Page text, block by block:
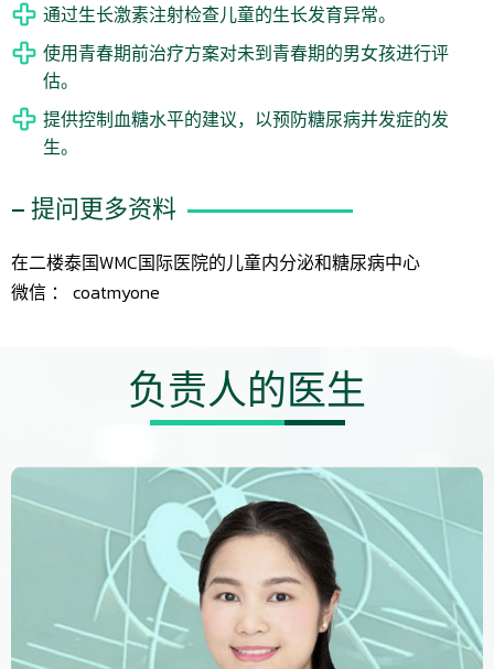
通过生长激素注射检查儿童的生长发育异常。
使用青春期前治疗方案对未到青春期的男女孩进行评
估。
提供控制血糖水平的建议，以预防糖尿病并发症的发
生。
– 提问更多资料
在二楼泰国WMC国际医院的儿童内分泌和糖尿病中心
微信 ： coatmyone
负责人的医生